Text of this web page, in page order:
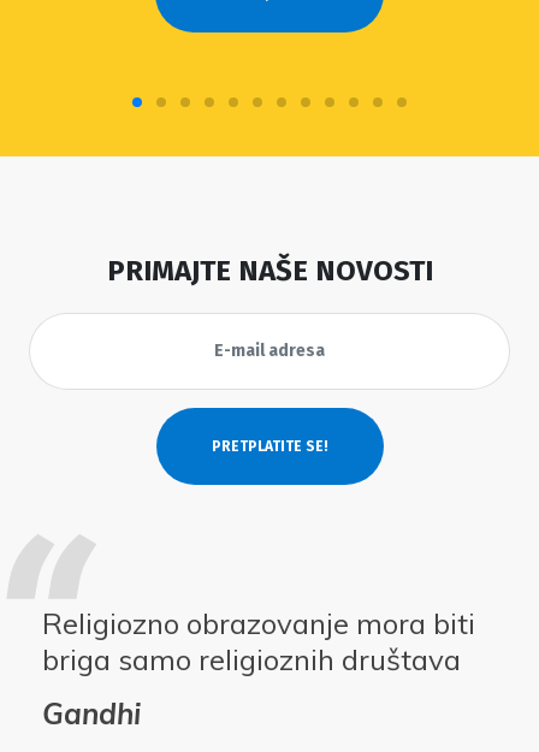
PRIMAJTE NAŠE NOVOSTI
Religiozno obrazovanje mora biti
briga samo religioznih društava
Gandhi